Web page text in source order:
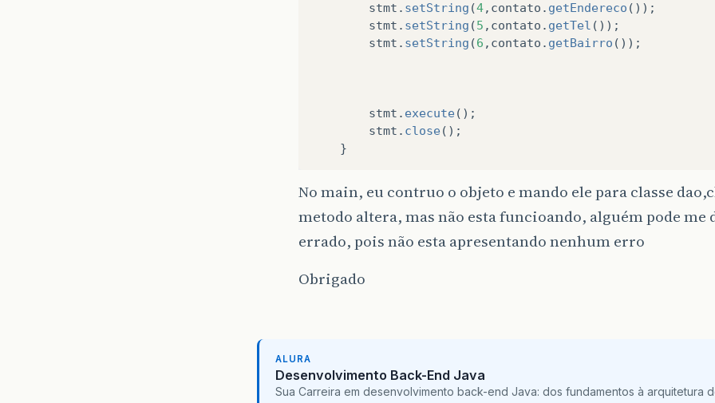
stmt . setString (4, contato . getEndereco ());
stmt . setString (5 , contato . getTel ());
stmt . setString (6 , contato . getBairro ());
stmt . execute();
stmt . close();
}
No main, eu contruo o objeto e mando ele para classe
metodo altera, mas não esta funcioando, alguém pode me
errado, pois não esta apresentando nenhum erro
Obrigado
ALURA
Desenvolvimento Back-End Java
Sua Carreira em desenvolvimento back-end Java: dos fundamentos à arquitetura